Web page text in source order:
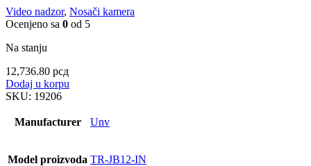
Video nadzor, Nosači kamera
Ocenjeno sa 0 od 5
Na stanju
12,736.80 рсд
Dodaj u korpu
SKU: 19206
Manufacturer Unv
Model proizvoda TR-JB12-IN